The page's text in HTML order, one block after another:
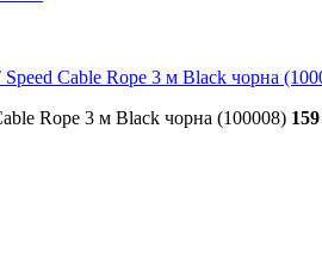
Rope 3 м Black чорна (100008) 159